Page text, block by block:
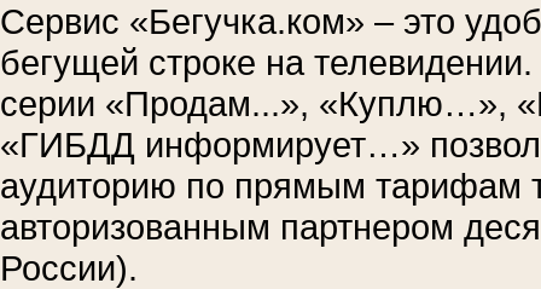
Сервис «Бегучка.ком» – это
бегущей строке на телевидении.
серии «Продам...», «Куплю…»,
«ГИБДД информирует…»
аудиторию по прямым тарифам
авторизованным партнером
России).